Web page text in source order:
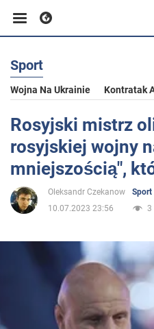
Biznes
Sport
Rozrywka
Życie
Społeczeństwo
Sport
Wojna Na Ukrainie Kontratak
Rosyjski mistrz
rosyjskiej wojny
mniejszością",
Oleksandr Czekanow
Sport
10.07.2023 23:56
3